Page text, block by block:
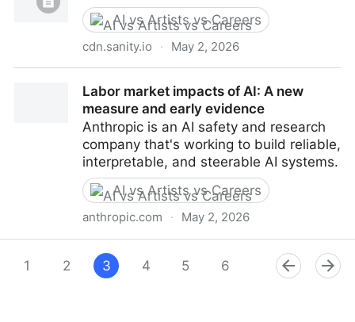
AI vs Artists vs Careers
cdn.sanity.io · May 2, 2026
Labor market impacts of AI: A new
measure and early evidence
Anthropic is an AI safety and research
company that's working to build reliable,
interpretable, and steerable AI systems.
AI vs Artists vs Careers
anthropic.com · May 2, 2026
early evidence
1 2 3 4 5 6 8 9